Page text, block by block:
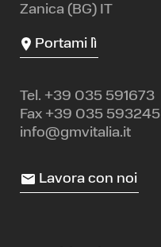
Zanica (BG) IT
Portami lì
Tel. +39 035 591673
Fax +39 035 593245
info@gmvitalia.it
Lavora con noi